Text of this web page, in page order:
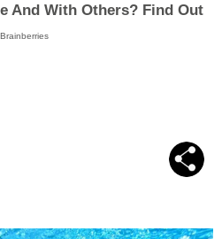
And With Others? Find Out
Brainberries